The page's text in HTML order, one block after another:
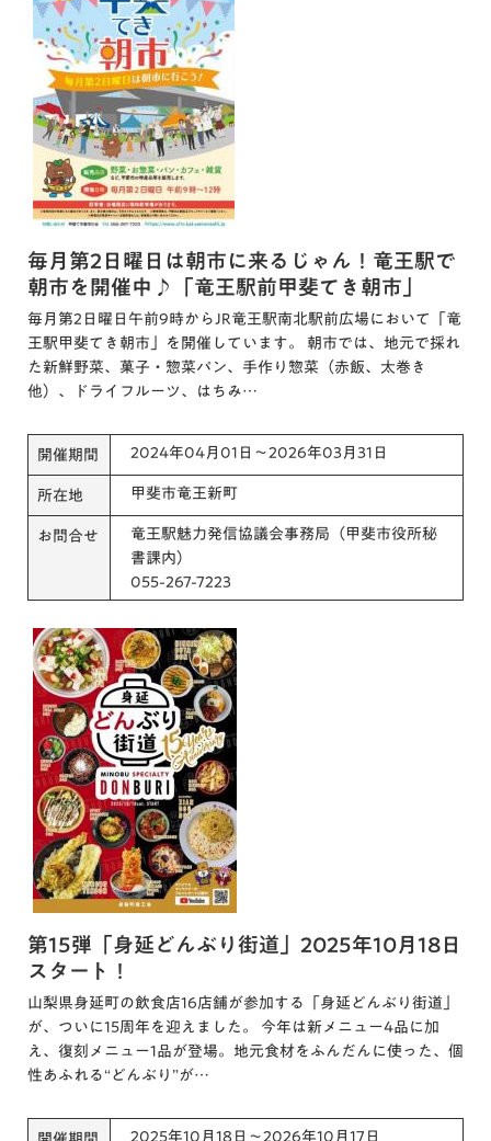
毎月第2日曜日は朝市に来るじゃん！竜王駅で
朝市を開催中♪「竜王駅前甲斐てき朝市」
毎月第2日曜日午前9時からJR竜王駅南北駅前広場において「竜
王駅甲斐てき朝市」を開催しています。 朝市では、地元で採れ
た新鮮野菜、菓子・惣菜パン、手作り惣菜（赤飯、太巻き
他）、ドライフルーツ、はちみ…
開催期間 2024年04月01日～2026年03月31日
所在地 甲斐市竜王新町
お問合せ
竜王駅魅力発信協議会事務局（甲斐市役所秘
書課内）
055-267-7223
第15弾「身延どんぶり街道」2025年10月18日
スタート！
山梨県身延町の飲食店16店舗が参加する「身延どんぶり街道」
が、ついに15周年を迎えました。 今年は新メニュー4品に加
え、復刻メニュー1品が登場。地元食材をふんだんに使った、個
性あふれる“どんぶり”が…
2025年10月18日～2026年10月17日